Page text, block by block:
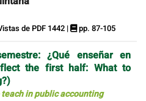
de PDF 1442 | pp. 87-105
¿Qué enseñar en
the first half: What to
in public accounting